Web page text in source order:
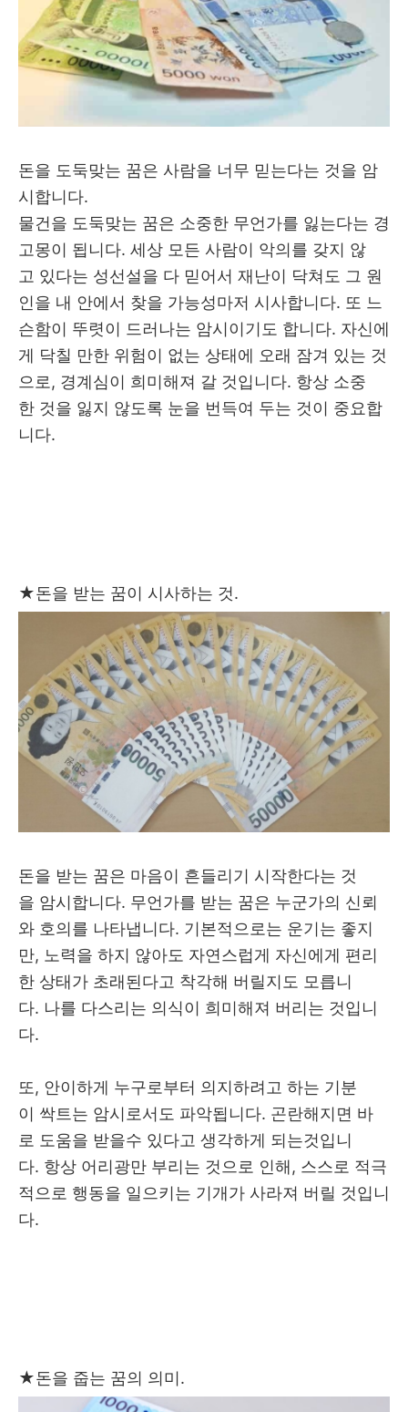
돈을 도둑맞는 꿈은 사람을 너무 믿는다는 것을 암
시합니다.
물건을 도둑맞는 꿈은 소중한 무언가를 잃는다는 경
고몽이 됩니다. 세상 모든 사람이 악의를 갖지 않
고 있다는 성선설을 다 믿어서 재난이 닥쳐도 그 원
인을 내 안에서 찾을 가능성마저 시사합니다. 또 느
슨함이 뚜렷이 드러나는 암시이기도 합니다. 자신에
게 닥칠 만한 위험이 없는 상태에 오래 잠겨 있는 것
으로, 경계심이 희미해져 갈 것입니다. 항상 소중
한 것을 잃지 않도록 눈을 번득여 두는 것이 중요합
니다.
★돈을 받는 꿈이 시사하는 것.
돈을 받는 꿈은 마음이 흔들리기 시작한다는 것
을 암시합니다. 무언가를 받는 꿈은 누군가의 신뢰
와 호의를 나타냅니다. 기본적으로는 운기는 좋지
만, 노력을 하지 않아도 자연스럽게 자신에게 편리
한 상태가 초래된다고 착각해 버릴지도 모릅니
다. 나를 다스리는 의식이 희미해져 버리는 것입니
다.
또, 안이하게 누구로부터 의지하려고 하는 기분
이 싹트는 암시로서도 파악됩니다. 곤란해지면 바
로 도움을 받을수 있다고 생각하게 되는것입니
다. 항상 어리광만 부리는 것으로 인해, 스스로 적극
적으로 행동을 일으키는 기개가 사라져 버릴 것입니
다.
★돈을 줍는 꿈의 의미.